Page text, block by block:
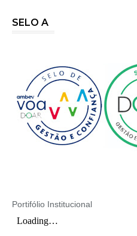
SELO A
Portifólio Institucional